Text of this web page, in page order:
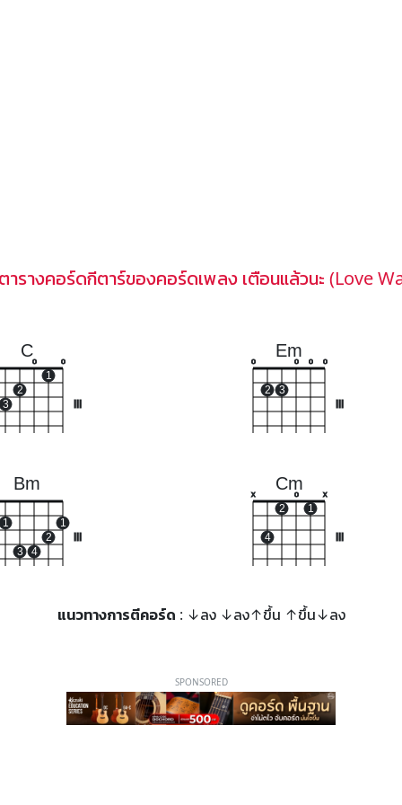
ารางคอร์ดกีตาร์ของคอร์ดเพลง เตือนแล้วนะ (Love
C
3
2
o
1
o
Em
o
2 3
o o o
Bm
1
3 4
2
1
Cm
x
4
2
o
1
x
แนวทางการตีคอร์ด : ↓ลง ↓ลง↑ขึ้น ↑ขึ้น↓ลง
SPONSORED